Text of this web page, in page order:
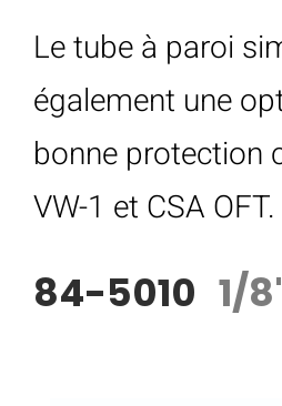
Le tube à paroi
également une
bonne protection
VW-1 et CSA OFT.
84-5010 1/